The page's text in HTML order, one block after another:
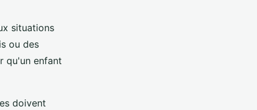
situations
ou des
qu'un enfant
doivent